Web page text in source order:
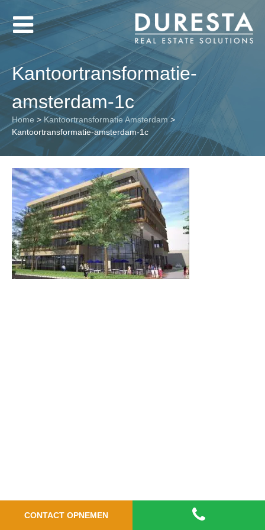
CONTACT OPNEMEN
Kantoortransformatie-
amsterdam-1c
Home > Kantoortransformatie Amsterdam>
Kantoortransformatie-amsterdam-1c